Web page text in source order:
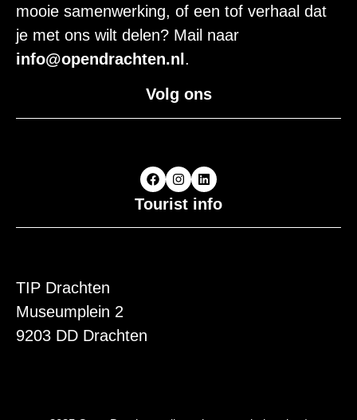
mooie samenwerking, of een tof verhaal dat
je met ons wilt delen? Mail naar
info@opendrachten.nl .
Volg ons
Tourist info
TIP Drachten
Museumplein 2
9203 DD Drachten